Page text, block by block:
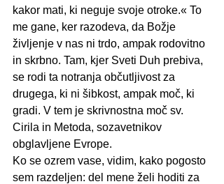
kakor mati, ki neguje svoje otroke.« To
me gane, ker razodeva, da Božje
življenje v nas ni trdo, ampak rodovitno
in skrbno. Tam, kjer Sveti Duh prebiva,
se rodi ta notranja občutljivost za
drugega, ki ni šibkost, ampak moč, ki
gradi. V tem je skrivnostna moč sv.
Cirila in Metoda, sozavetnikov
obglavljene Evrope.
Ko se ozrem vase, vidim, kako pogosto
sem razdeljen: del mene želi hoditi za